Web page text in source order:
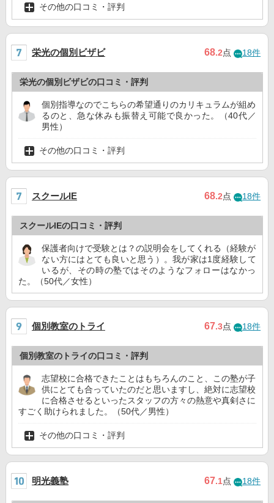
その他の口コミ・評判
栄光の個別ビザビ 68.2点 18件
栄光の個別ビザビの口コミ・評判
個別指導なのでこちらの希望通りのカリキュラムが組め
るのと、急な休みも振替え可能で良かった。（40代／
男性）
その他の口コミ・評判
スクールIE 68.2点 18件
スクールIEの口コミ・評判
保護者向けで受験とは？の説明会をしてくれる（経験が
ない方にはとても良いと思う）。我が家は1度経験して
いるが、その時の塾ではそのようなフォローはなかっ
た。（50代／女性）
個別教室のトライ 67.3点 18件
個別教室のトライの口コミ・評判
志望校に合格できたことはもちろんのこと、この塾が子
供にとても合っていたのだと思いますし、絶対に志望校
に合格させるといったスタッフの方々の熱意や真剣さに
すごく助けられました。（50代／男性）
その他の口コミ・評判
明光義塾 67.1点 18件